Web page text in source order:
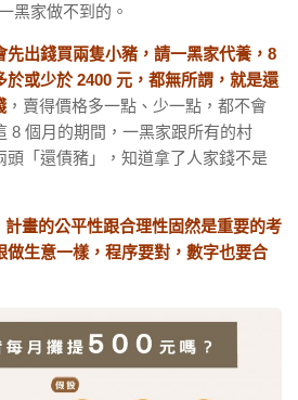
黑家做不到的。
先出錢買兩隻小豬，請一黑家代養，8
或少於 2400 元，都無所謂，就是還
，賣得價格多一點、少一點，都不會
8 個月的期間，一黑家跟所有的村
頭「還債豬」，知道拿了人家錢不是
計畫的公平性跟合理性固然是重要的考
做生意一樣，程序要對，數字也要合